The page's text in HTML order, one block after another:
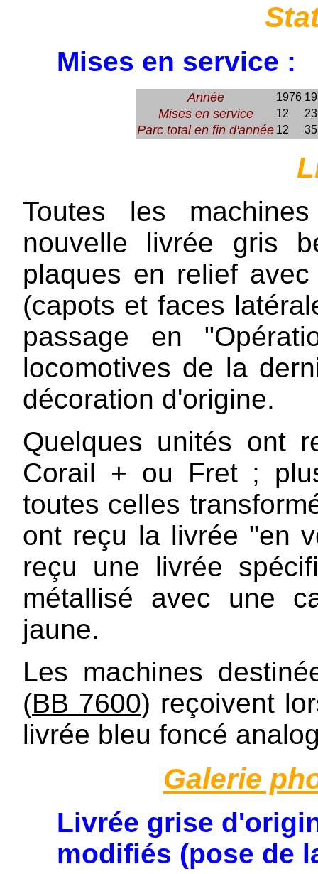
Mises en service :
Année 1976
Mises en service 12 23
Parc total en fin d'année 12 35
Toutes les
nouvelle livrée gris
plaques en relief
(capots et faces
passage en
locomotives de la
décoration d'origine.
Quelques unités ont
Corail + ou Fret ;
toutes celles
ont reçu la livrée "en
reçu une livrée
métallisé avec une
jaune.
Les machines
(BB 7600) reçoivent
livrée bleu foncé
Galerie
Livrée grise
modifiés (pose de